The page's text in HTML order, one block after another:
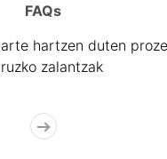
FAQs
hartzen duten
zalantzak